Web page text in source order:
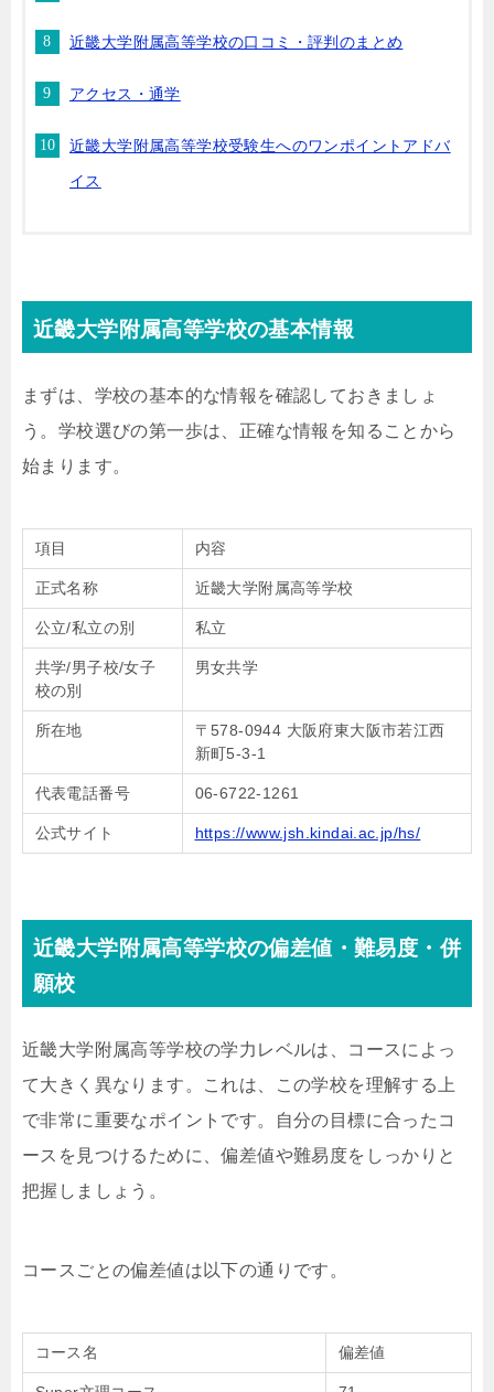
近畿大学附属高等学校の口コミ・評判のまとめ
アクセス・通学
近畿大学附属高等学校受験生へのワンポイントアドバ
イス
近畿大学附属高等学校の基本情報
まずは、学校の基本的な情報を確認しておきましょ
う。学校選びの第一歩は、正確な情報を知ることから
始まります。
項目 内容
正式名称 近畿大学附属高等学校
公立/私立の別 私立
共学/男子校/女子
校の別
男女共学
所在地
〒578-0944 大阪府東大阪市若江西
新町5-3-1
代表電話番号 06-6722-1261
公式サイト https://www.jsh.kindai.ac.jp/hs/
近畿大学附属高等学校の偏差値・難易度・併
願校
近畿大学附属高等学校の学力レベルは、コースによっ
て大きく異なります。これは、この学校を理解する上
で非常に重要なポイントです。自分の目標に合ったコ
ースを見つけるために、偏差値や難易度をしっかりと
把握しましょう。
コースごとの偏差値は以下の通りです。
コース名 偏差値